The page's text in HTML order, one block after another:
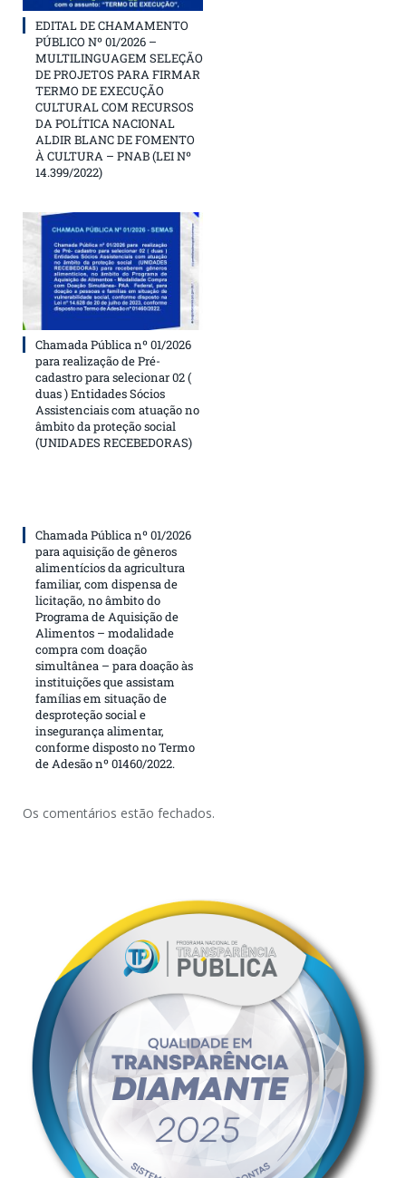
EDITAL DE CHAMAMENTO
PÚBLICO Nº 01/2026 –
MULTILINGUAGEM SELEÇÃO
DE PROJETOS PARA FIRMAR
TERMO DE EXECUÇÃO
CULTURAL COM RECURSOS
DA POLÍTICA NACIONAL
ALDIR BLANC DE FOMENTO
À CULTURA – PNAB (LEI Nº
14.399/2022)
Chamada Pública nº 01/2026
para realização de Pré-
cadastro para selecionar 02 (
duas ) Entidades Sócios
Assistenciais com atuação no
âmbito da proteção social
(UNIDADES RECEBEDORAS)
Chamada Pública nº 01/2026
para aquisição de gêneros
alimentícios da agricultura
familiar, com dispensa de
licitação, no âmbito do
Programa de Aquisição de
Alimentos – modalidade
compra com doação
simultânea – para doação às
instituições que assistam
famílias em situação de
desproteção social e
insegurança alimentar,
conforme disposto no Termo
de Adesão nº 01460/2022.
Os comentários estão fechados.